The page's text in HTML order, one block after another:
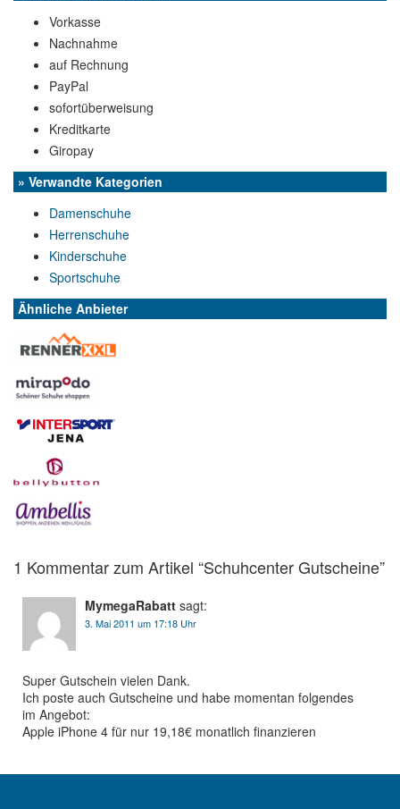
Vorkasse
Nachnahme
auf Rechnung
PayPal
sofortüberweisung
Kreditkarte
Giropay
» Verwandte Kategorien
Damenschuhe
Herrenschuhe
Kinderschuhe
Sportschuhe
Ähnliche Anbieter
1 Kommentar zum Artikel “SchuhcenterGutscheine”
MymegaRabatt sagt:
3. Mai 2011 um 17:18 Uhr
Super Gutschein vielen Dank.
Ich poste auch Gutscheine und habe momentan folgendes
im Angebot:
Apple iPhone 4 für nur 19,18€ monatlich finanzieren